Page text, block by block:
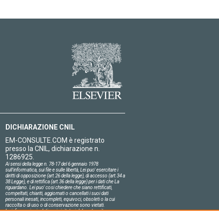
DICHIARAZIONE CNIL
EM-CONSULTE.COM è registrato
presso la CNIL, dichiarazione n.
1286925.
Ai sensi della legge n. 78-17 del 6 gennaio 1978
sull'informatica, sui file e sulle libertà, Lei puo' esercitare i
diritti di opposizione (art.26 della legge), di accesso (art.34 a
38 Legge), e di rettifica (art.36 della legge) per i dati che La
riguardano. Lei puo' cosi chiedere che siano rettificati,
compeltati, chiariti, aggiornati o cancellati i suoi dati
personali inesati, incompleti, equivoci, obsoleti o la cui
raccolta o di uso o di conservazione sono vietati.
Le informazioni relative ai visitatori del nostro sito,